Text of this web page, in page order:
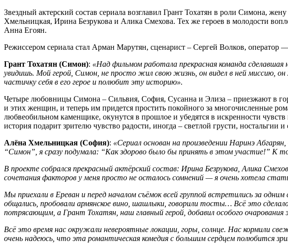
Звездный актерский состав сериала возглавил Грант Тохатян в роли Симона,
Хмельницкая, Ирина Безрукова и Алика Смехова. Тех же героев в молодости
Анна Егоян.
Режиссером сериала стал Арман Марутян, сценарист – Сергей Волков,
Грант Тохатян (Симон): «Над фильмом работала прекрасная команда
увидишь. Мой герой, Симон, не просто жил свою жизнь, он видел в ней миссию,
частичку себя в его герое и полюбит эту историю».
Четыре любовницы Симона – Сильвия, София, Сусанна и Элиза – приезжают в
и этих женщин, и теперь им придется простить покойного за многочисленные
любвеобильном каменщике, окунутся в прошлое и убедятся в искренности
история подарит зрителю чувство радости, иногда – светлой грусти, ностальгии и
Алёна Хмельницкая (София): «Сериал основан на произведении Наринэ
“Симон”, я сразу подумала: “Как здорово было бы принять в этом участие!” К
В проекте собрался прекрасный актёрский состав: Ирина Безрукова, Алика
сочетания факторов у меня просто не осталось сомнений — я очень хотела
Мы приехали в Ереван и перед началом съёмок всей группой встретились за
общались, пробовали армянское вино, шашлыки, говорили тосты… Всё это
потрясающим, а Грант Тохатян , наш главный герой, добавил особого
Всё это время нас окружали невероятные локации, горы, солнце. Нас кормили
очень надеюсь, что эта романтическая комедия с большим сердцем полюбится